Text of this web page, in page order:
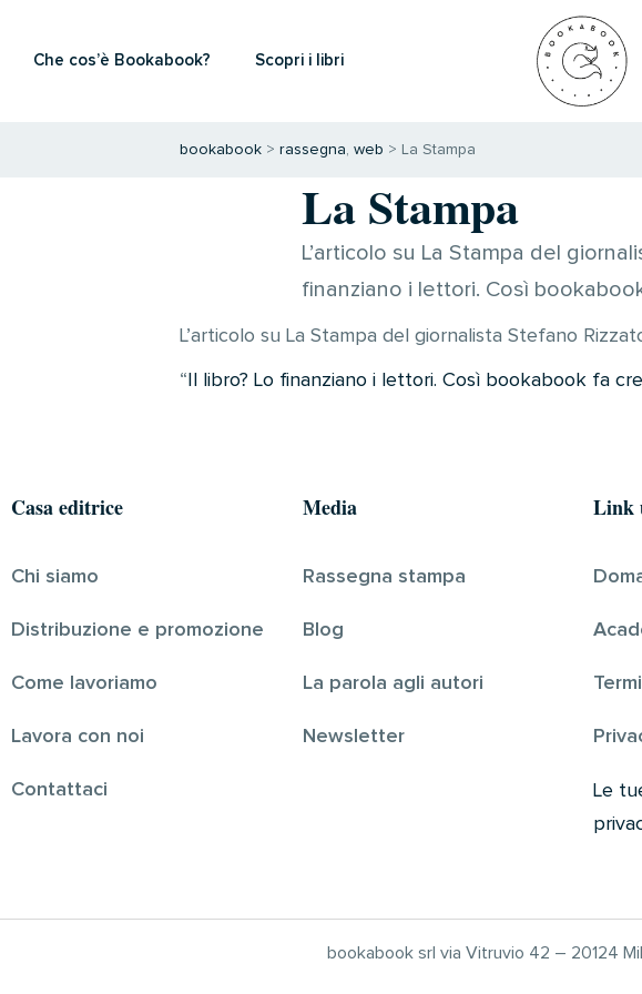
Che cos’è Bookabook? Scopri i libri
bookabook > rassegna, web > La Stampa
La Stampa
L’articolo su La Stampa del
finanziano i lettori. Così
L’articolo su La Stampa del giornalista Stefano
“ Il libro? Lo finanziano i lettori. Così bookabook fa
Casa editrice
Chi siamo
Distribuzione e promozione
Come lavoriamo
Lavora con noi
Contattaci
Media
Rassegna stampa
Blog
La parola agli autori
Newsletter
Link
Le
bookabook srl via Vitruvio 42 – 20124